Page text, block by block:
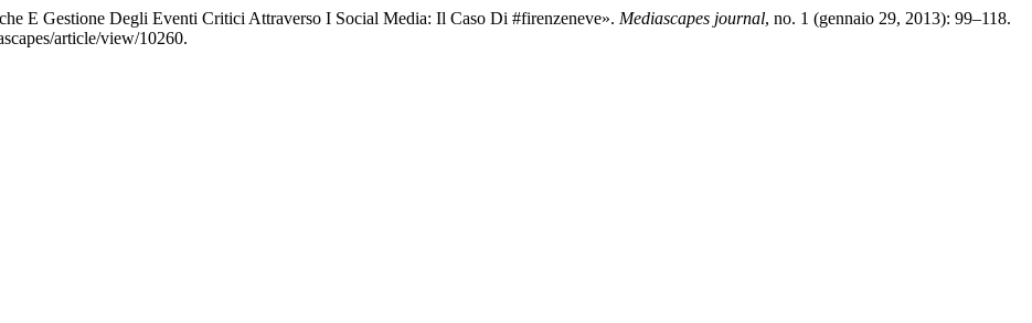
E Gestione Degli Eventi Critici Attraverso I Social Media: Il Caso Di #firenzeneve». Mediascapes journal, no. 1 (gennaio 29, 2013): 99–118.
article/view/10260.